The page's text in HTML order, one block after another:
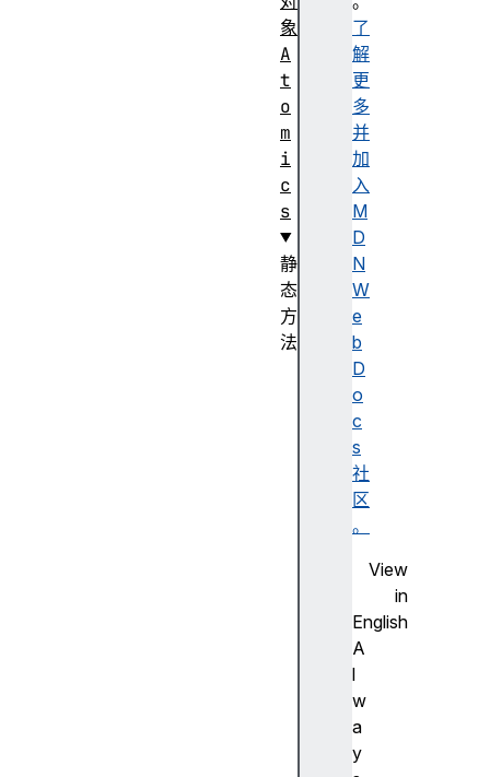
了
解
更
多
并
加
入
M
D
N
W
e
b
D
o
c
s
社
区
。
View
in
English
A
l
w
a
y
象
A
t
o
m
i
c
s
静
态
方
法